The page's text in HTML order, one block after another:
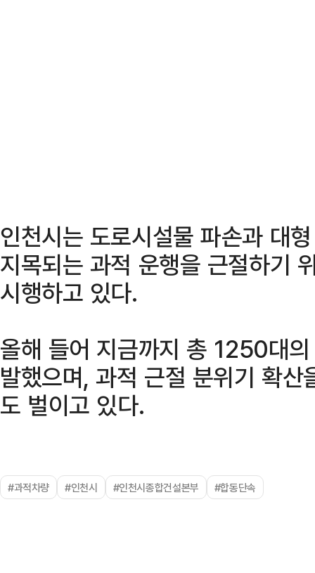
인천시는 도로시설물 파손과 대
지목되는 과적 운행을 근절하기
시행하고 있다.
올해 들어 지금까지 총 1250대
발했으며, 과적 근절 분위기 확
도 벌이고 있다.
#과적차량 #인천시 #인천시종합건설본부 #합동단속